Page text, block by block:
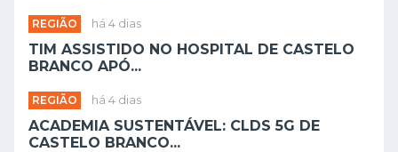
REGIÃO há 4 dias
TIM ASSISTIDO NO HOSPITAL DE CASTELO
BRANCO APÓ...
REGIÃO há 4 dias
ACADEMIA SUSTENTÁVEL: CLDS 5G DE
CASTELO BRANCO...